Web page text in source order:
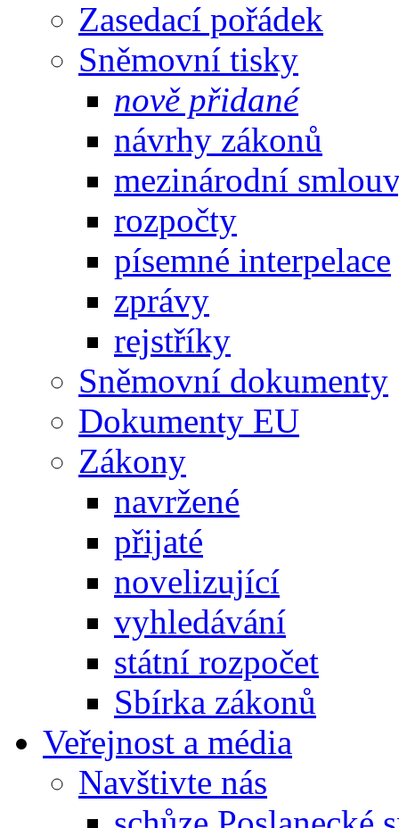
Zasedací pořádek
Sněmovní tisky
nově přidané
návrhy zákonů
mezinárodní
rozpočty
písemné interpelace
zprávy
rejstříky
Sněmovní dokumenty
Dokumenty EU
Zákony
navržené
přijaté
novelizující
vyhledávání
státní rozpočet
Sbírka zákonů
Veřejnost a média
Navštivte nás